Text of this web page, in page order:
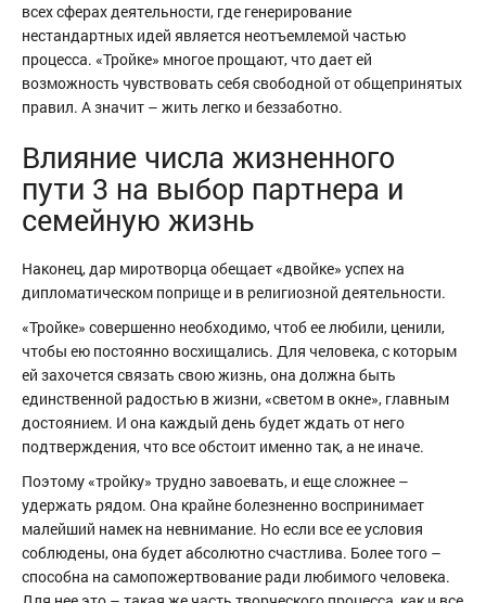
всех сферах деятельности, где генерирование
нестандартных идей является неотъемлемой частью
процесса. «Тройке» многое прощают, что дает ей
возможность чувствовать себя свободной от общепринятых
правил. А значит – жить легко и беззаботно.
Влияние числа жизненного
пути 3 на выбор партнера и
семейную жизнь
Наконец, дар миротворца обещает «двойке» успех на
дипломатическом поприще и в религиозной деятельности.
«Тройке» совершенно необходимо, чтоб ее любили, ценили,
чтобы ею постоянно восхищались. Для человека, с которым
ей захочется связать свою жизнь, она должна быть
единственной радостью в жизни, «светом в окне», главным
достоянием. И она каждый день будет ждать от него
подтверждения, что все обстоит именно так, а не иначе.
Поэтому «тройку» трудно завоевать, и еще сложнее –
удержать рядом. Она крайне болезненно воспринимает
малейший намек на невнимание. Но если все ее условия
соблюдены, она будет абсолютно счастлива. Более того –
способна на самопожертвование ради любимого человека.